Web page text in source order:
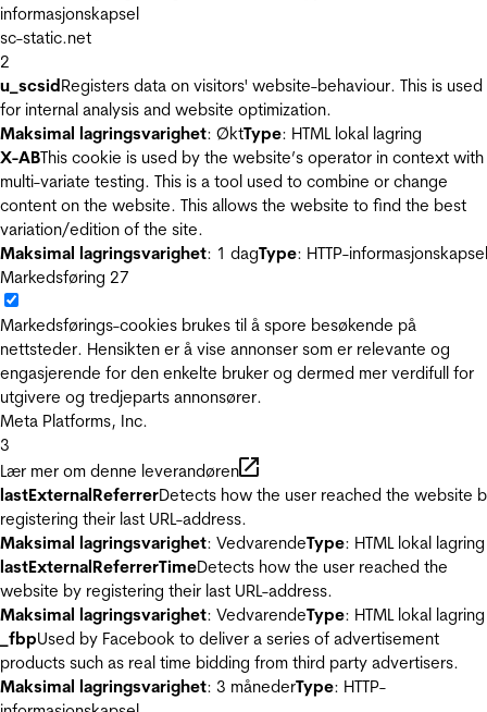
informasjonskapsel
sc-static.net
2
u_scsidRegisters data on visitors' website-behaviour. This is used
for internal analysis and website optimization.
Maksimal lagringsvarighet: ØktType: HTML lokal lagring
X-ABThis cookie is used by the website’s operator in context with
multi-variate testing. This is a tool used to combine or change
content on the website. This allows the website to find the best
variation/edition of the site.
Maksimal lagringsvarighet: 1 dagType: HTTP-informasjonskapsel
Markedsføring 27
Markedsførings-cookies brukes til å spore besøkende på
nettsteder. Hensikten er å vise annonser som er relevante og
engasjerende for den enkelte bruker og dermed mer verdifull for
utgivere og tredjeparts annonsører.
Meta Platforms, Inc.
3
Lær mer om denne leverandøren
lastExternalReferrerDetects how the user reached the website
registering their last URL-address.
Maksimal lagringsvarighet: VedvarendeType: HTML lokal lagring
lastExternalReferrerTimeDetects how the user reached the
website by registering their last URL-address.
Maksimal lagringsvarighet: VedvarendeType: HTML lokal lagring
_fbpUsed by Facebook to deliver a series of advertisement
products such as real time bidding from third party advertisers.
Maksimal lagringsvarighet: 3 månederType: HTTP-